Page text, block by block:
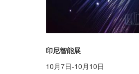
印尼智能展
10月7日-10月10日